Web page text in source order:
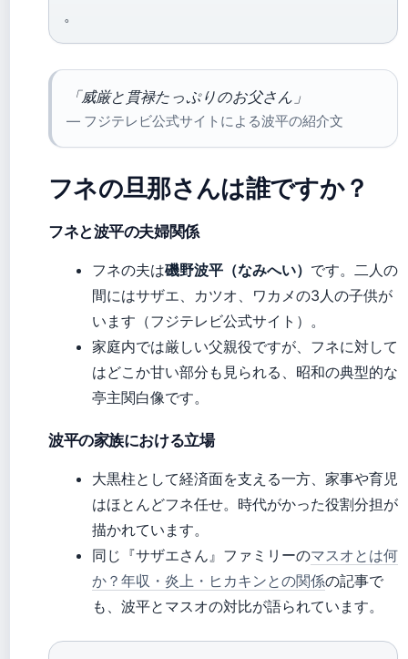
。
「威厳と貫禄たっぷりのお父さん」
— フジテレビ公式サイトによる波平の紹介文
フネの旦那さんは誰ですか？
フネと波平の夫婦関係
フネの夫は磯野波平（なみへい） です。二人の
間にはサザエ、カツオ、ワカメの3人の子供が
います（フジテレビ公式サイト）。
家庭内では厳しい父親役ですが、フネに対して
はどこか甘い部分も見られる、昭和の典型的な
亭主関白像です。
波平の家族における立場
大黒柱として経済面を支える一方、家事や育児
はほとんどフネ任せ。時代がかった役割分担が
描かれています。
同じ『サザエさん』ファミリーのマスオとは何
か？年収・炎上・ヒカキンとの関係の記事で
も、波平とマスオの対比が語られています。